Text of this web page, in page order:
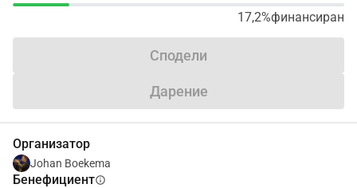
17,2%финансиран
Сподели
Дарение
Организатор
Johan Boekema
Бенефициентinfo